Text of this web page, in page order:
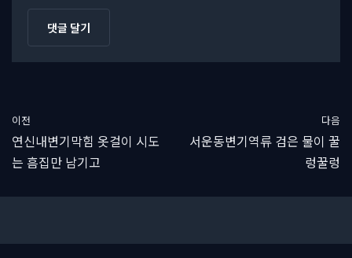
이전
연신내변기막힘 옷걸이 시도
는 흠집만 남기고
다음
서운동변기역류 검은 물이 꿀
렁꿀렁